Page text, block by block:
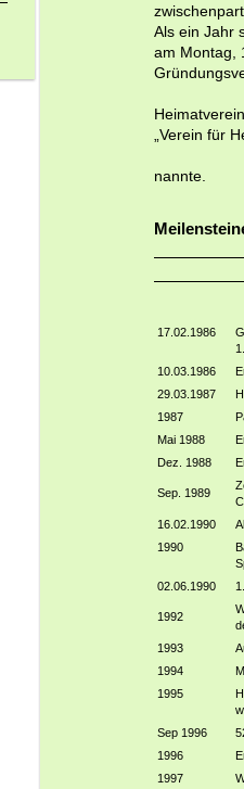
Als ein Jahr
am Montag,
„Verein für
nannte.
17.02.1986
10.03.1986
29.03.1987
1987
Mai 1988
Dez. 1988
Sep. 1989
16.02.1990
1990
02.06.1990
1992
1993
1994
1995
Sep 1996
1996
1997